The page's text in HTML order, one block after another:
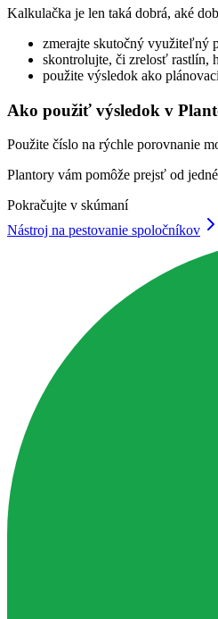
Kalkulačka je len taká dobrá, aké
zmerajte skutočný využiteľný
skontrolujte, či zrelosť rastlín,
použite výsledok ako
Ako použiť výsledok v
Použite číslo na rýchle porovnanie
Plantory vám pomôže prejsť od
Pokračujte v skúmaní
Nástroj na pestovanie spoločníkov